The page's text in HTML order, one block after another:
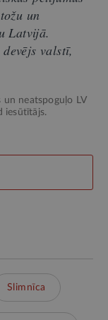
un
Latvijā.
valstī,
neatspoguļo LV
iesūtītājs.
Slimnīca